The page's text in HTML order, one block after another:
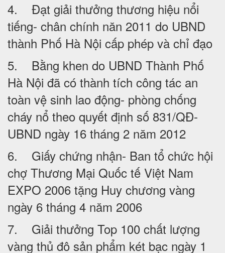
4. Đạt giải thưởng thương hiệu nổi
tiếng- chân chính năn 2011 do UBND
thành Phố Hà Nội cấp phép và chỉ đạo
5. Bằng khen do UBND Thành Phố
Hà Nội đã có thành tích công tác an
toàn vệ sinh lao động- phòng chống
cháy nổ theo quyết định số 831/QĐ-
UBND ngày 16 tháng 2 năm 2012
6. Giấy chứng nhận- Ban tổ chức hội
chợ Thương Mại Quốc tế Việt Nam
EXPO 2006 tặng Huy chương vàng
ngày 6 tháng 4 năm 2006
7. Giải thưởng Top 100 chất lượng
vàng thủ đô sản phẩm két bạc ngày 1